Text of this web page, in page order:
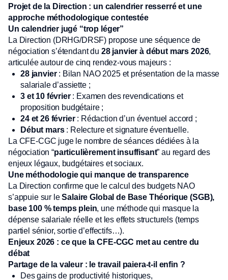
Projet de la Direction : un calendrier resserré et une
approche méthodologique contestée
Un calendrier jugé “trop léger”
La Direction (DRHG/DRSF) propose une séquence de
négociation s’étendant du 28 janvier à début mars 2026,
articulée autour de cinq rendez-vous majeurs :
28 janvier: Bilan NAO 2025 et présentation de la masse
salariale d’assiette ;
3 et 10 février: Examen des revendications et
proposition budgétaire ;
24 et 26 février: Rédaction d’un éventuel accord ;
Début mars: Relecture et signature éventuelle.
La CFE-CGC juge le nombre de séances dédiées à la
négociation “particulièrement insuffisant” au regard des
enjeux légaux, budgétaires et sociaux.
Une méthodologie qui manque de transparence
La Direction confirme que le calcul des budgets NAO
s’appuie sur leSalaire Global de Base Théorique (SGB),
base 100 % temps plein, une méthode qui masque la
dépense salariale réelle et les effets structurels (temps
partiel sénior, sortie d’effectifs…).
Enjeux 2026 : ce que la CFE-CGC met au centre du
débat
Partage de la valeur : le travail paiera-t-il enfin ?
Des gains de productivité historiques,